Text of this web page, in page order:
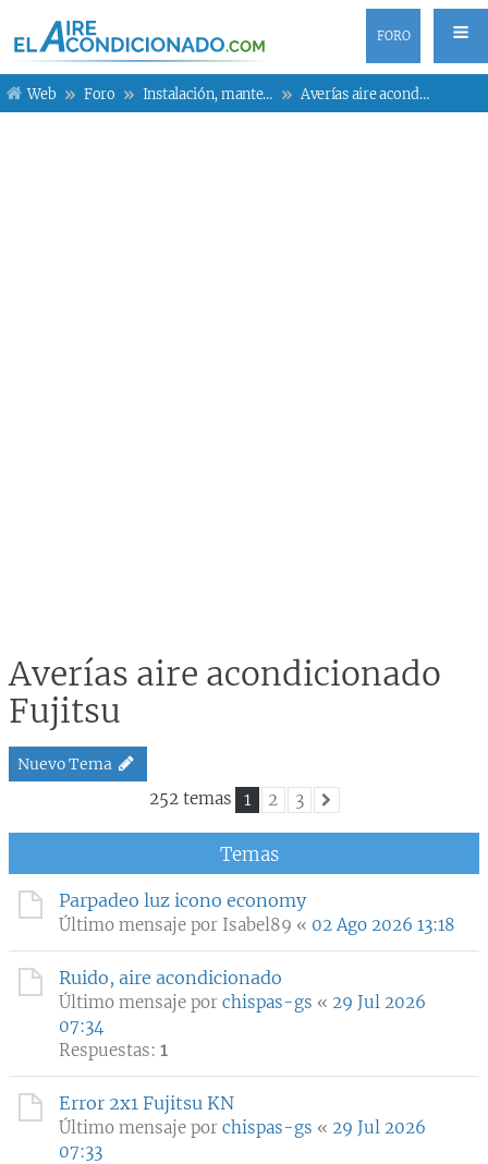
FORO
Web Foro Instalación, mantenimiento y averías Averías aire acondicionado Fujitsu
Averías aire acondicionado
Fujitsu
Nuevo Tema
252 temas 1 2
3
Siguiente
Temas
Parpadeo luz icono economy
Último mensaje por Isabel89 « 02 Ago 2026 13:18
Ruido, aire acondicionado
Último mensaje por chispas-gs « 29 Jul 2026
07:34
Respuestas: 1
Error 2x1 Fujitsu KN
Último mensaje por chispas-gs « 29 Jul 2026
07:33